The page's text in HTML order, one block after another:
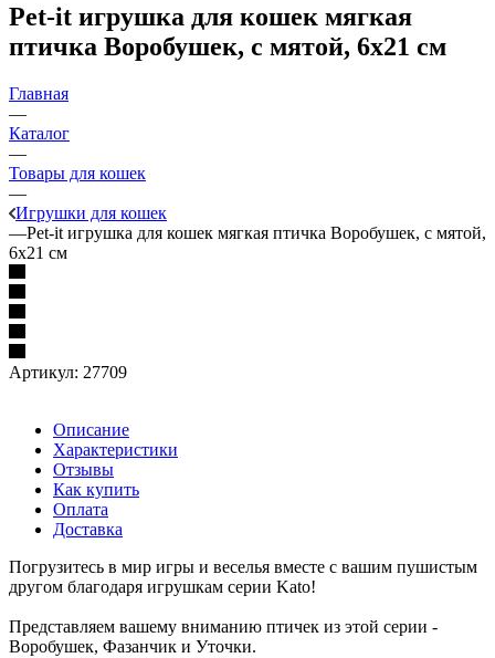
Pet-it игрушка для кошек мягкая
птичка Воробушек, с мятой, 6х21 см
Главная
—
Каталог
—
Товары для кошек
—
Игрушки для кошек
—Pet-it игрушка для кошек мягкая птичка Воробушек, с мятой,
6х21 см
Артикул: 27709
Описание
Характеристики
Отзывы
Как купить
Оплата
Доставка
Погрузитесь в мир игры и веселья вместе с вашим пушистым
другом благодаря игрушкам серии Kato!
Представляем вашему вниманию птичек из этой серии -
Воробушек, Фазанчик и Уточки.